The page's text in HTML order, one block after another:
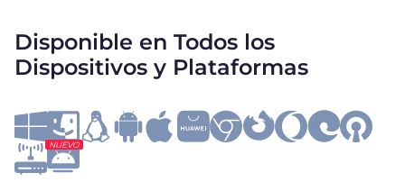
Disponible en Todos los
Dispositivos y Plataformas
NUEVO